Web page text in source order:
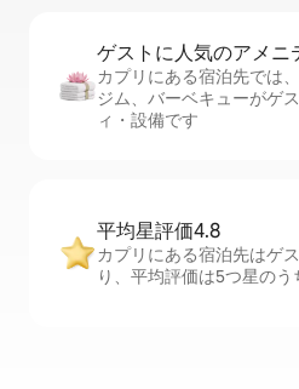
ゲストに人⁠気⁠のア⁠メ⁠ニ⁠
カプリにある宿泊先では
ジム、バーベキューがゲ
ィ・設備です
平均星評価4.8
カプリにある宿泊先はゲ
り、平均評価は5つ星のう